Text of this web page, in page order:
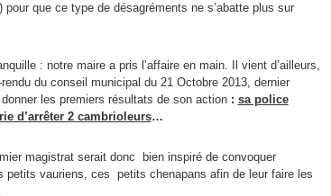
que ce type de désagréments ne s’abatte plus sur
: notre maire a pris l’affaire en main. Il vient d’ailleurs,
du conseil municipal du 21 Octobre 2013, dernier
les premiers résultats de son action : sa police
d’arrêter 2 cambrioleurs…
magistrat serait donc bien inspiré de convoquer
petits vauriens, ces petits chenapans afin de leur faire les